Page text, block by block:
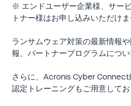
※ エンドユーザー企業様、サー
トナー様はお申し込みいただけま
ランサムウェア対策の最新情報
報、パートナープログラムについ
さらに、Acronis Cyber Connect
認定トレーニングもご用意してお